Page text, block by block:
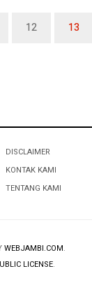
12 13
DISCLAIMER
KONTAK KAMI
TENTANG KAMI
WEBJAMBI.COM.
LICENSE.